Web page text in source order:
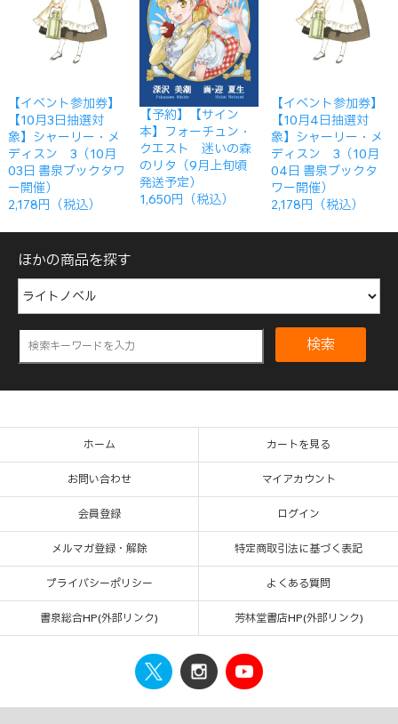
【イベント参加券】
【10月3日抽選対
象】シャーリー・メ
ディスン 3（10月
03日 書泉ブックタワ
ー開催）
2,178円（税込）
【予約】【サイン
本】フォーチュン・
クエスト 迷いの森
のリタ（9月上旬頃
発送予定）
1,650円（税込）
【イベント参加券】
【10月4日抽選対
象】シャーリー・メ
ディスン 3（10月
04日 書泉ブックタ
ワー開催）
2,178円（税込）
ほかの商品を探す
検索
ホーム カートを見る
お問い合わせ マイアカウント
会員登録 ログイン
メルマガ登録・解除 特定商取引法に基づく表記
プライバシーポリシー よくある質問
書泉総合HP(外部リンク) 芳林堂書店HP(外部リンク)